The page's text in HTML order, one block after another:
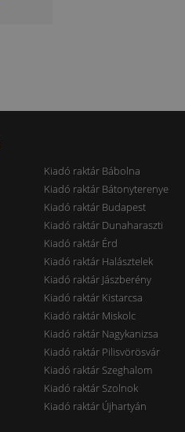
Kiadó raktár Bábolna
Kiadó raktár Bátonyterenye
Kiadó raktár Budapest
Kiadó raktár Dunaharaszti
Kiadó raktár Érd
Kiadó raktár Halásztelek
Kiadó raktár Jászberény
Kiadó raktár Kistarcsa
Kiadó raktár Miskolc
Kiadó raktár Nagykanizsa
Kiadó raktár Pilisvörösvár
Kiadó raktár Szeghalom
Kiadó raktár Szolnok
Kiadó raktár Újhartyán